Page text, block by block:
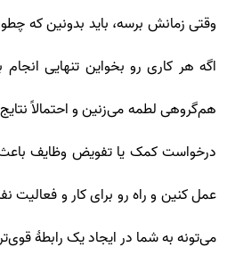
وقتی زمانش برسه، باید بدونین که
اگه هر کاری رو بخواین تنهایی انجام
هم‌گروهی لطمه می‌زنین و احتمالاً
درخواست کمک یا تفویض وظایف
عمل کنین و راه رو برای کار و فعالیت
می‌تونه به شما در ایجاد یک رابطۀ